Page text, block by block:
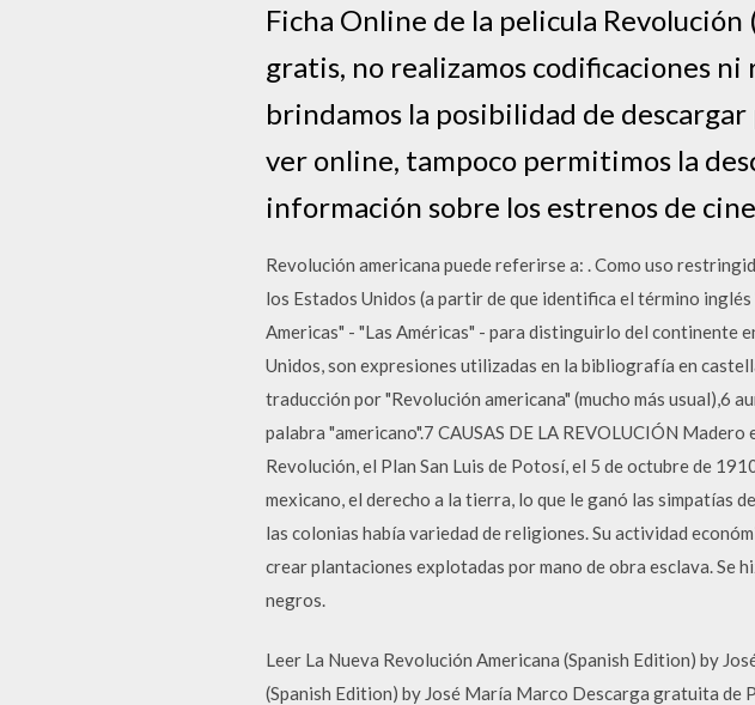
Ficha Online de la pelicula
gratis, no realizamos codificaciones
brindamos la posibilidad de
ver online, tampoco permitimos la
información sobre los estrenos de
Revolución americana puede referirse a: . Como uso
los Estados Unidos (a partir de que identifica el término
Americas" - "Las Américas" - para distinguirlo del continente
Unidos, son expresiones utilizadas en la bibliografía en
traducción por "Revolución americana" (mucho más usual),6
palabra "americano".7 CAUSAS DE LA REVOLUCIÓN
Revolución, el Plan San Luis de Potosí, el 5 de octubre de
mexicano, el derecho a la tierra, lo que le ganó las simpatías
las colonias había variedad de religiones. Su actividad
crear plantaciones explotadas por mano de obra esclava. Se
negros.
Leer La Nueva Revolución Americana (Spanish Edition) by
(Spanish Edition) by José María Marco Descarga gratuita de